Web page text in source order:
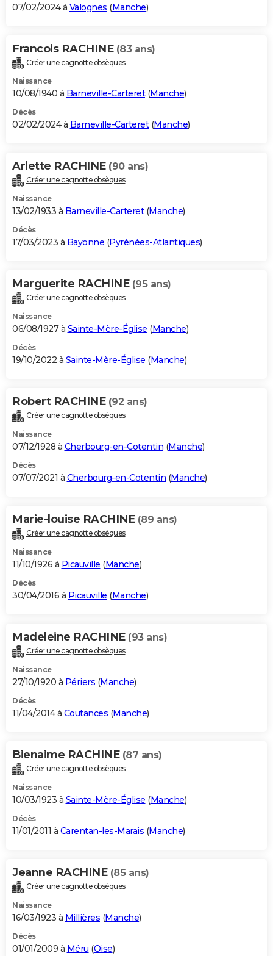
07/02/2024 à Valognes (Manche)
Francois RACHINE (83 ans)
Créer une cagnotte obsèques
Naissance
10/08/1940 à Barneville-Carteret(Manche)
Décès
02/02/2024 à Barneville-Carteret(Manche)
Arlette RACHINE (90 ans)
Créer une cagnotte obsèques
Naissance
13/02/1933 à Barneville-Carteret(Manche)
Décès
17/03/2023 à Bayonne (Pyrénées-Atlantiques)
Marguerite RACHINE (95 ans)
Créer une cagnotte obsèques
Naissance
06/08/1927 à Sainte-Mère-Église (Manche)
Décès
19/10/2022 à Sainte-Mère-Église (Manche)
Robert RACHINE (92 ans)
Créer une cagnotte obsèques
Naissance
07/12/1928 à Cherbourg-en-Cotentin (Manche)
Décès
07/07/2021 à Cherbourg-en-Cotentin (Manche)
Marie-louise RACHINE (89 ans)
Créer une cagnotte obsèques
Naissance
11/10/1926 à Picauville (Manche)
Décès
30/04/2016 à Picauville (Manche)
Madeleine RACHINE (93 ans)
Créer une cagnotte obsèques
Naissance
27/10/1920 à Périers (Manche)
Décès
11/04/2014 à Coutances (Manche)
Bienaime RACHINE (87 ans)
Créer une cagnotte obsèques
Naissance
10/03/1923 à Sainte-Mère-Église (Manche)
Décès
11/01/2011 à Carentan-les-Marais (Manche)
Jeanne RACHINE (85 ans)
Créer une cagnotte obsèques
Naissance
16/03/1923 à Millières (Manche)
Décès
01/01/2009 à Méru (Oise)